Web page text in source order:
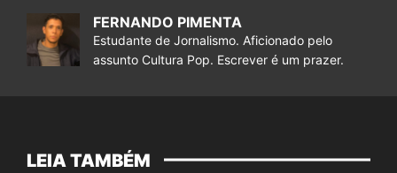
FERNANDO PIMENTA
Estudante de Jornalismo. Aficionado pelo
assunto Cultura Pop. Escrever é um prazer.
LEIA TAMBÉM